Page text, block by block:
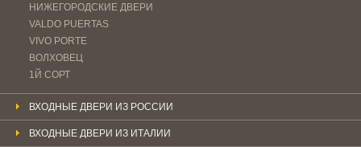
НИЖЕГОРОДСКИЕ ДВЕРИ
VALDO PUERTAS
VIVO PORTE
ВОЛХОВЕЦ
1Й СОРТ
ВХОДНЫЕ ДВЕРИ ИЗ РОССИИ
ВХОДНЫЕ ДВЕРИ ИЗ ИТАЛИИ